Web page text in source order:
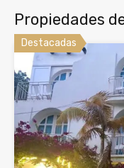
Propiedades
Destacadas